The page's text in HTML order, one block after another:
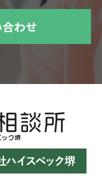
わせ